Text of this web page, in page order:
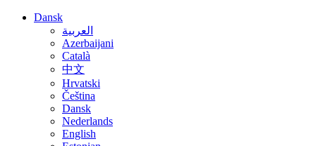
Dansk
العربية
Azerbaijani
Català
中文
Hrvatski
Čeština
Dansk
Nederlands
English